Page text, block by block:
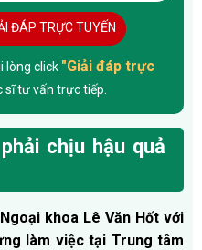
ĐÁP TRỰC TUYẾN
lòng click "Giải đáp trực
sĩ tư vấn trực tiếp.
chịu hậu quả
khoa Lê Văn Hốt với
làm việc tại Trung tâm